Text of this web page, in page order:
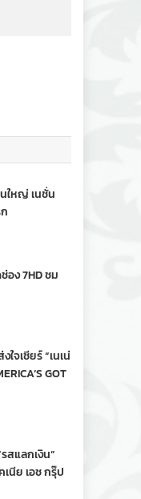
ใหญ่ เนชั่น
ง 7HD ชม
จเชียร์ “เนเน่
GOT
สแลกเงิน”
เนีย เอช กรุ๊ป